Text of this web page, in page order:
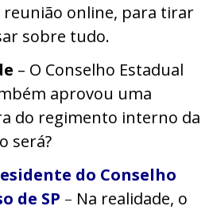
online, para tirar
sobre tudo.
– O Conselho Estadual
aprovou uma
do regimento interno da
será?
do Conselho
de SP – Na realidade, o